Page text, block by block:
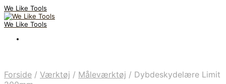
We Like Tools
We Like Tools
Forside / Værktøj / Måleværktøj / Dybdeskydelære Limit